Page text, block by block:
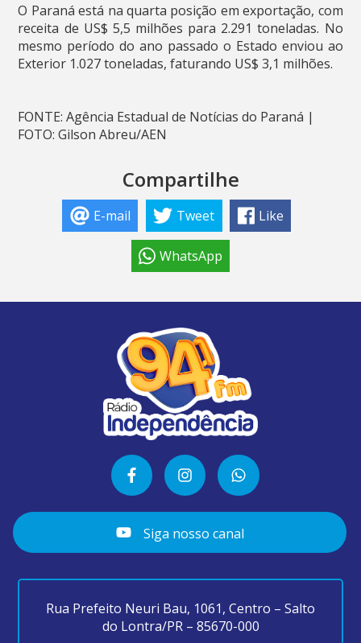
O Paraná está na quarta posição em exportação, com
receita de US$ 5,5 milhões para 2.291 toneladas. No
mesmo período do ano passado o Estado enviou ao
Exterior 1.027 toneladas, faturando US$ 3,1 milhões.
FONTE: Agência Estadual de Notícias do Paraná |
FOTO: Gilson Abreu/AEN
Compartilhe
E-mail Tweet Like
WhatsApp
Siga nosso canal
Rua Prefeito Neuri Bau, 1061, Centro – Salto
do Lontra/PR – 85670-000